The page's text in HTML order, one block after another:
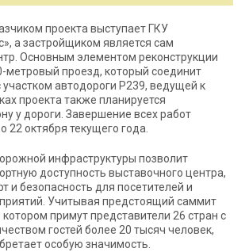
проекта выступает ГКУ
а застройщиком является сам
Основным элементом реконструкции
метровый проезд, который соединит
участком автодороги Р239, ведущей к
проекта также планируется
у дороги. Завершение всех работ
22 октября текущего года.
инфраструктуры позволит
доступность выставочного центра,
и безопасность для посетителей и
Учитывая предстоящий саммит
примут представители 26 стран с
гостей более 20 тысяч человек,
особую значимость.